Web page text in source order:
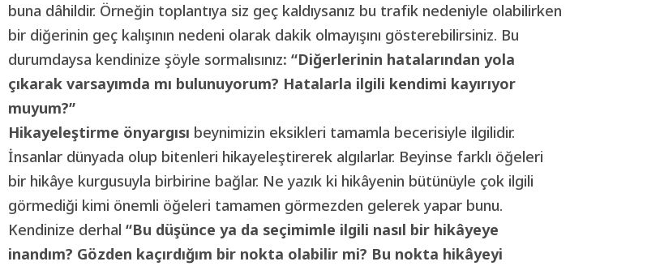
buna dâhildir. Örneğin toplantıya siz geç kaldıysanız bu trafik nedeniyle olabilirken
bir diğerinin geç kalışının nedeni olarak dakik olmayışını gösterebilirsiniz. Bu
durumdaysa kendinize şöyle sormalısınız: “Diğerlerinin hatalarından yola
çıkarak varsayımda mı bulunuyorum? Hatalarla ilgili kendimi kayırıyor
muyum?”
Hikayeleştirme önyargısı beynimizin eksikleri tamamla becerisiyle ilgilidir.
İnsanlar dünyada olup bitenleri hikayeleştirerek algılarlar. Beyinse farklı öğeleri
bir hikâye kurgusuyla birbirine bağlar. Ne yazık ki hikâyenin bütünüyle çok ilgili
görmediği kimi önemli öğeleri tamamen görmezden gelerek yapar bunu.
Kendinize derhal “Bu düşünce ya da seçimimle ilgili nasıl bir hikâyeye
inandım? Gözden kaçırdığım bir nokta olabilir mi? Bu nokta hikâyeyi